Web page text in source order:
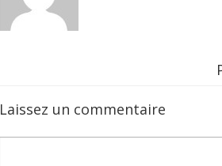
Laissez un commentaire